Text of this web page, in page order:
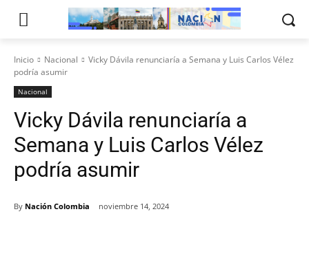
Inicio Nacional
Vicky Dávila renunciaría a Semana y Luis Carlos Vélez
podría asumir
Nacional
Vicky Dávila renunciaría a
Semana y Luis Carlos Vélez
podría asumir
By Nación Colombia noviembre 14, 2024